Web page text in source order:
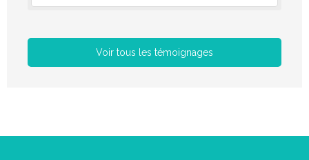
Voir tous les témoignages